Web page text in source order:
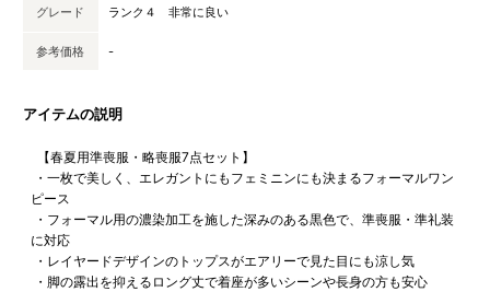
グレード ランク４ 非常に良い
参考価格 -
アイテムの説明
【春夏用準喪服・略喪服7点セット】
・一枚で美しく、エレガントにもフェミニンにも決まるフォーマルワン
ピース
・フォーマル用の濃染加工を施した深みのある黒色で、準喪服・準礼装
に対応
・レイヤードデザインのトップスがエアリーで見た目にも涼し気
・脚の露出を抑えるロング丈で着座が多いシーンや長身の方も安心